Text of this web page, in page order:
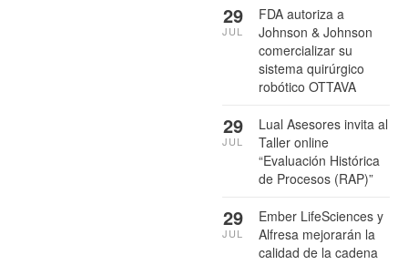
FDA autoriza a
Johnson & Johnson
comercializar su
sistema quirúrgico
robótico OTTAVA
29
JUL
Lual Asesores invita al
Taller online
“Evaluación Histórica
de Procesos (RAP)”
29
JUL
Ember LifeSciences y
Alfresa mejorarán la
calidad de la cadena
29
JUL